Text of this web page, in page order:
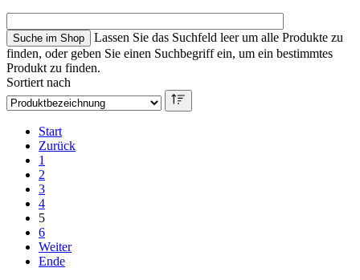
Lassen Sie das Suchfeld leer um alle Produkte zu
finden, oder geben Sie einen Suchbegriff ein, um ein bestimmtes
Produkt zu finden.
Sortiert nach
Start
Zurück
1
2
3
4
5
6
Weiter
Ende